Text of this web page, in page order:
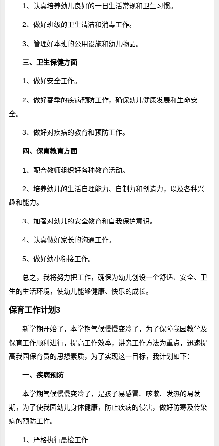
1、认真培养幼儿良好的一日生活常规和卫生习惯。
2、做好班级的卫生清洁和消毒工作。
3、管理好本班的公用设施和幼儿物品。
三、卫生保健方面
1、做好安全工作。
2、做好春季的疾病预防工作，确保幼儿健康发展和生命安
全。
3、做好对疾病的教育和预防工作。
四、保育教育方面
1、配合教师组织好各种教育活动。
2、培养幼儿的生活自理能力、自制力和创造力，以及各种兴
趣和能力。
3、加强对幼儿的安全教育和自我保护意识。
4、认真做好家长的沟通工作。
5、做好幼小衔接工作。
总之，我将努力把工作，确保为幼儿创设一个舒适、安全、卫
生的生活环境，使幼儿能够健康、快乐的成长。
保育工作计划3
新学期开始了，本学期气候慢慢变冷了，为了保障我园教学及
保育工作顺利进行，提高工作效率，讲究工作方法为重点，迅速提
高我园保育员的思想素质，为了实现这一目标，我计划如下：
一、疾病预防
本学期气候慢慢变冷了，是孩子易感冒、咳嗽、发热的易发
期，为了使我园幼儿身体健康，防止疾病的侵害，做好防寒及传染
病的预防工作。
1、严格执行晨检工作